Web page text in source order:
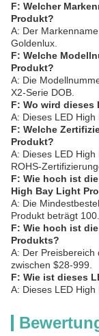
F: Welcher
Produkt?
A: Der
Goldenlux.
F: Welche
Produkt?
A: Die
X2-Serie DOB.
F: Wo wird dieses
A: Dieses LED
F: Welche
Produkt?
A: Dieses LED
ROHS-
F: Wie hoch ist
High Bay Light
A: Die
Produkt beträgt 100.
F: Wie hoch ist
Produkts?
A: Der Preisbereich
zwischen $28-999.
F: Wie ist dieses
A: Dieses LED